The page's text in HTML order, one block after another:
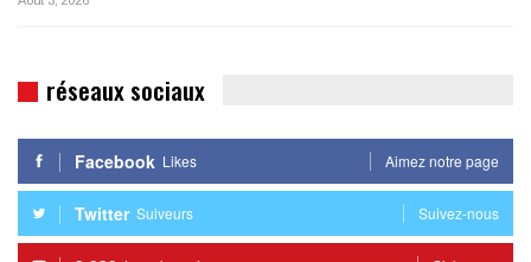
réseaux sociaux
Facebook Likes Aimez notre page
Twitter Suiveurs Suivez-nous